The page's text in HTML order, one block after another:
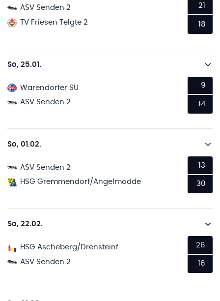
ASV Senden 2
TV Friesen Telgte 2
21
18
So, 25.01.
Warendorfer SU
ASV Senden 2
9
14
So, 01.02.
ASV Senden 2
HSG Gremmendorf/Angelmodde
13
30
So, 22.02.
HSG Ascheberg/Drensteinf.
ASV Senden 2
26
16